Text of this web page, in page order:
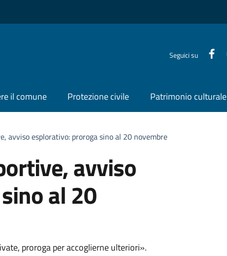
Seguici su
il comune Protezione civile Patrimonio culturale
avviso esplorativo: proroga sino al 20 novembre
avviso
al 20
proroga per accoglierne ulteriori».